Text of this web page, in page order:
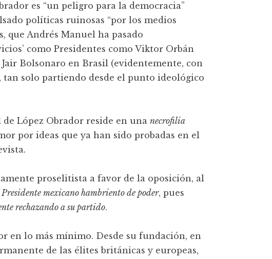
es “un peligro para la democracia”
políticas ruinosas “por los medios
que Andrés Manuel ha pasado
como Presidentes como Viktor Orbán
Bolsonaro en Brasil (evidentemente, con
solo partiendo desde el punto ideológico
de López Obrador reside en unanecrofilia
por ideas que ya han sido probadas en el
proselitista a favor de la oposición, al
mexicano hambriento de poder, pues
rechazando a su partido.
en lo más mínimo. Desde su fundación, en
de las élites británicas y europeas,